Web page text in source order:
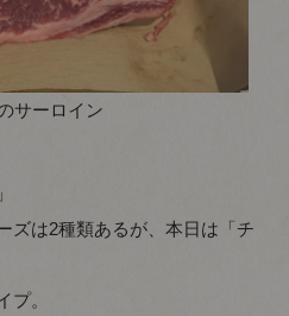
サーロイン
ズは2種類あるが、本日は「チ
プ。